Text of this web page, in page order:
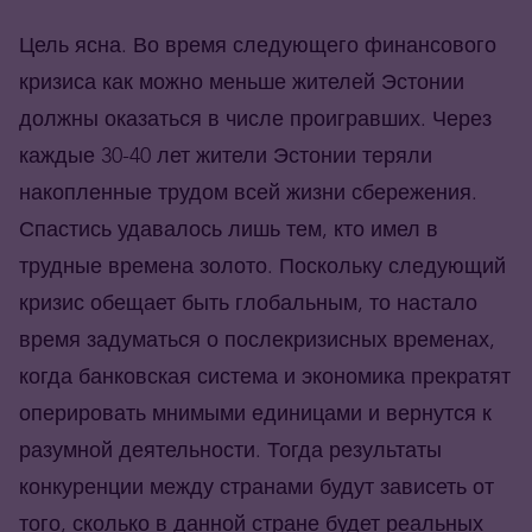
Цель ясна. Во время следующего финансового
кризиса как можно меньше жителей Эстонии
должны оказаться в числе проигравших. Через
каждые 30-40 лет жители Эстонии теряли
накопленные трудом всей жизни сбережения.
Спастись удавалось лишь тем, кто имел в
трудные времена золото. Поскольку следующий
кризис обещает быть глобальным, то настало
время задуматься о послекризисных временах,
когда банковская система и экономика прекратят
оперировать мнимыми единицами и вернутся к
разумной деятельности. Тогда результаты
конкуренции между странами будут зависеть от
того, сколько в данной стране будет реальных